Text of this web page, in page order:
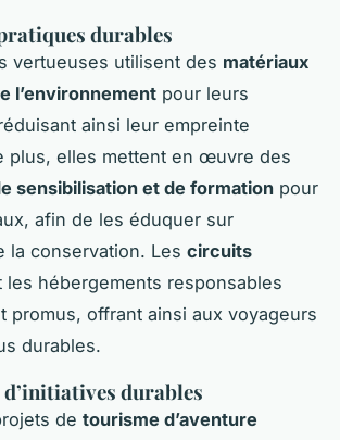
durables
vertueuses utilisent des matériaux
l’environnement pour leurs
ainsi leur empreinte
plus, elles mettent en œuvre des
sensibilisation et de formation pour
afin de les éduquer sur
la conservation. Les circuits
les hébergements responsables
promus, offrant ainsi aux voyageurs
durables.
d’initiatives durables
de tourisme d’aventure